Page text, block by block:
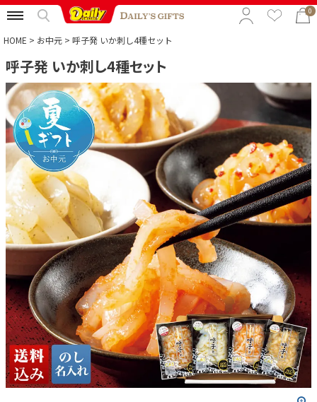
0
特集から選ぶ
予算から選ぶ
カテゴリから選ぶ
贈る相手から選ぶ
HOME お中元 呼子発 いか刺し4種セット
呼子発 いか刺し4種セット